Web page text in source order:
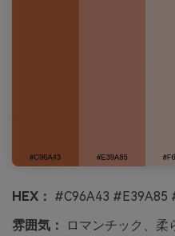
HEX： #C96A43 #E39A85
雰囲気：
ロマンチック、柔